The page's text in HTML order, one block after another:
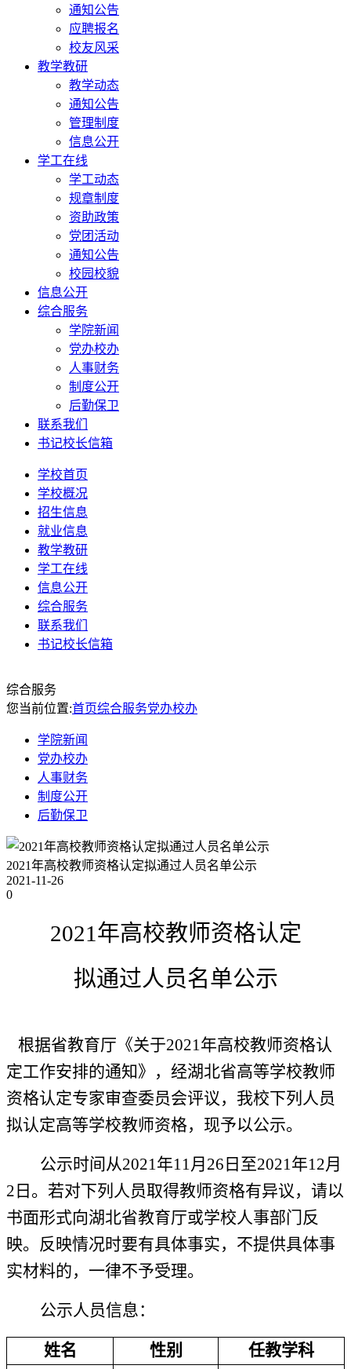
通知公告
应聘报名
校友风采
教学教研
教学动态
通知公告
管理制度
信息公开
学工在线
学工动态
规章制度
资助政策
党团活动
通知公告
校园校貌
信息公开
综合服务
学院新闻
党办校办
人事财务
制度公开
后勤保卫
联系我们
书记校长信箱
学校首页
学校概况
招生信息
就业信息
教学教研
学工在线
信息公开
综合服务
联系我们
书记校长信箱
综合服务
您当前位置:首页综合服务党办校办
学院新闻
党办校办
人事财务
制度公开
后勤保卫
2021年高校教师资格认定拟通过人员名单公示
2021-11-26
0
2021 年高校教师资格认定
拟通过人员名单公示
根据省教育厅《关于2021年高校教师资格认
定工作安排的通知》，经湖北省高等学校教师
资格认定专家审查委员会评议，我校下列人员
拟认定高等学校教师资格，现予以公示。
公示时间从2021年11月 26 日至2021年12月
2 日。若对下列人员取得教师资格有异议，请以
书面形式向湖北省教育厅或学校人事部门反
映。反映情况时要有具体事实，不提供具体事
实材料的，一律不予受理。
公示人员信息：
姓名 性别
任教学科